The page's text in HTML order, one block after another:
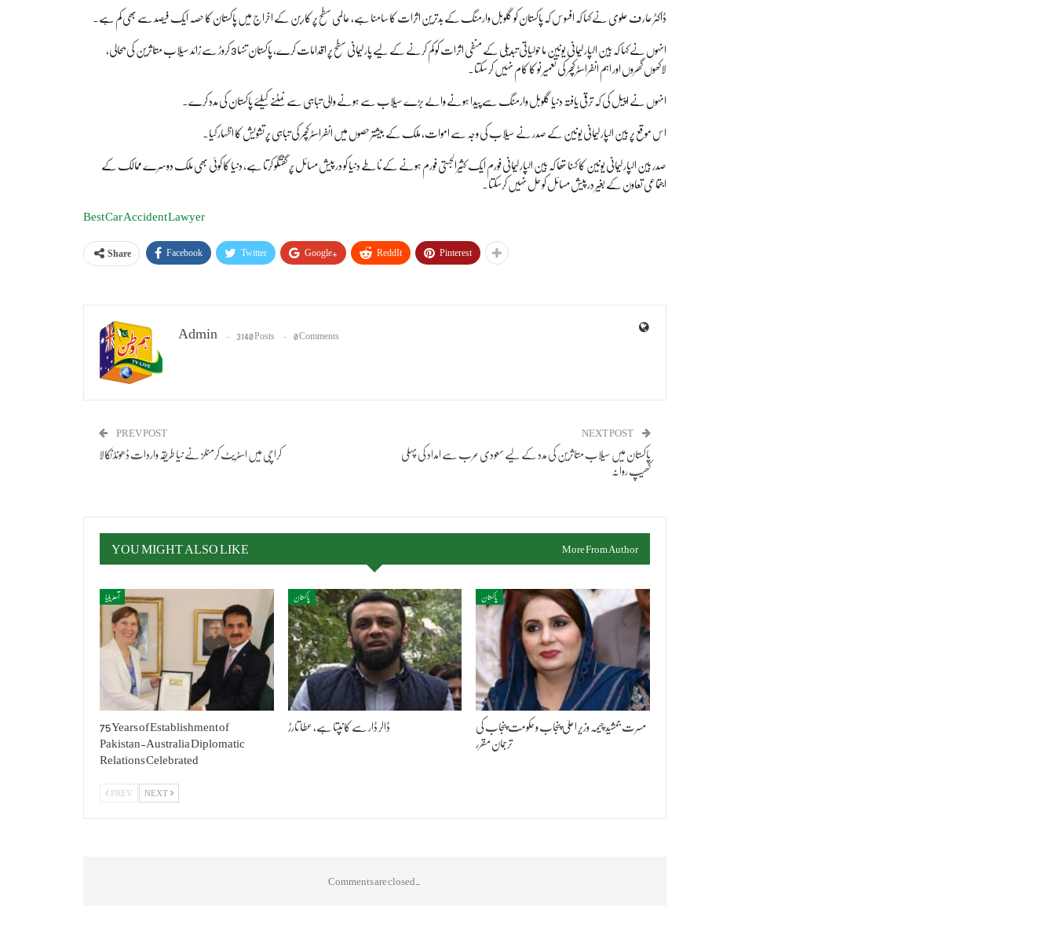
ڈاکٹر عارف علوی نے کہا کہ افسوس کہ پاکستان کو گلوبل وارمنگ کے بدترین اثرات کا سامنا ہے، عالمی سطح پر کاربن کے اخراج میں پاکستان کا حصہ ایک فیصد سے بھی کم ہے۔
انہوں نے کہا کہ بین الپارلیمانی یونین ماحولیاتی تبدیلی کے منفی اثرات کو کم کرنے کے لیے پارلیمانی سطح پر اقدامات کرے، پاکستان تنہا 3 کروڑ سے زائد سیلاب متاثرین کی بحالی،
لاکھوں گھروں اور اہم انفراسٹرکچر کی تعمیر نو کا کام نہیں کر سکتا۔
انہوں نے اپیل کی کہ ترقی یافتہ دنیا گلوبل وارمنگ سے پیدا ہونے والے بڑے سیلاب سے ہونے والی تباہی سے نمٹنے کیلئے پاکستان کی مدد کرے۔
اس موقع پر بین الپارلیمانی یونین کے صدر نے سیلاب کی وجہ سے اموات، ملک کے بیشتر حصوں میں انفراسٹرکچر کی تباہی پر تشویش کا اظہار کیا۔
صدر بین الپارلیمانی یونین کا کہنا تھا کہ بین الپارلیمانی فورم ایک کثیرالجہتی فورم ہونے کے ناطے دنیا کو درپیش مسائل پر گفتگو کرتا ہے، دنیا کا کوئی بھی ملک دوسرے ممالک کے
اجتماعی تعاون کے بغیر درپیش مسائل کو حل نہیں کرسکتا۔
Best Car Accident Lawyer
Share Facebook Twitter Google+ ReddIt Pinterest
Admin 3140 Posts 0 Comments
PREV POST
کراچی میں اسٹریٹ کرمنلز نے نیا طریقہ واردات ڈھونڈ نکالا
NEXT POST
پاکستان میں سیلاب متاثرین کی مدد کے لیے سعودی عرب سے امداد کی پہلی
کھیپ روانہ
YOU MIGHT ALSO LIKE More From Author
آسٹریلیا
75 Years of Establishment of
Pakistan-Australia Diplomatic
Relations Celebrated
پاکستان
ڈالر ڈار سے کانپتا ہے، عطا تارڑ
پاکستان
مسرت جمشید چیمہ وزیر اعلیٰ پنجاب و حکومت پنجاب کی
ترجمان مقرر
PREV NEXT
Comments are closed.